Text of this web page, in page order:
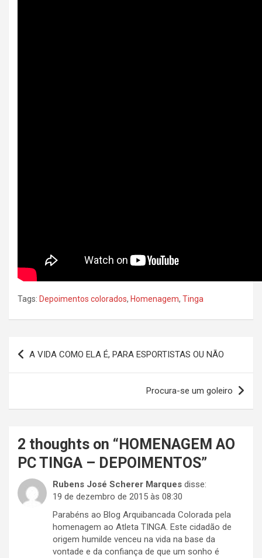
Tags: Depoimentos colorados, Homenagem, Tinga
Navegação
de
A VIDA COMO ELA É, PARA ESPORTISTAS OU NÃO
Procura-se um goleiro
2 thoughts on “ HOMENAGEM AO
PC TINGA – DEPOIMENTOS”
Rubens José Scherer Marques disse:
19 de dezembro de 2015 às 08:30
Parabéns ao Blog Arquibancada Colorada pela
homenagem ao Atleta TINGA. Este cidadão de
origem humilde venceu na vida na base da
vontade e da confiança de que um sonho é